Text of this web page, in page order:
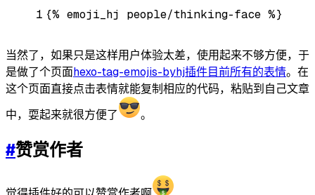
1 {% emoji_hj people/thinking-face %}
当然了，如果只是这样用户体验太差，使用起来不够方便，于
是做了个页面 hexo-tag-emojis-byhj插件目前所有的表情。在
这个页面直接点击表情就能复制相应的代码，粘贴到自己文章
中，耍起来就很方便了
。
#赞赏作者